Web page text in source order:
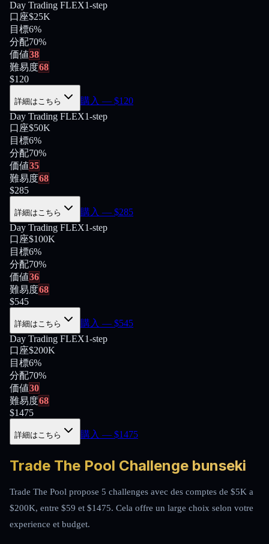
Day Trading FLEX1-step
口座$25K
目標6%
分配70%
価値38
難易度68
$120
詳細はこちら 購入 — $120
Day Trading FLEX1-step
口座$50K
目標6%
分配70%
価値35
難易度68
$285
詳細はこちら 購入 — $285
Day Trading FLEX1-step
口座$100K
目標6%
分配70%
価値36
難易度68
$545
詳細はこちら 購入 — $545
Day Trading FLEX1-step
口座$200K
目標6%
分配70%
価値30
難易度68
$1475
詳細はこちら 購入 — $1475
Trade The Pool Challenge bunseki
Trade The Pool propose 5 challenges avec des comptes de $5K a
$200K, entre $59 et $1475. Cela offre un large choix selon votre
experience et budget.